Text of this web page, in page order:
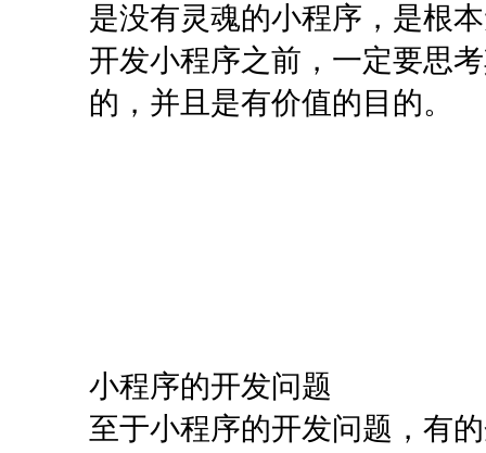
是没有灵魂的小程序，是根
开发小程序之前，一定要思
的，并且是有价值的目的。
小程序的开发问题
至于小程序的开发问题，有